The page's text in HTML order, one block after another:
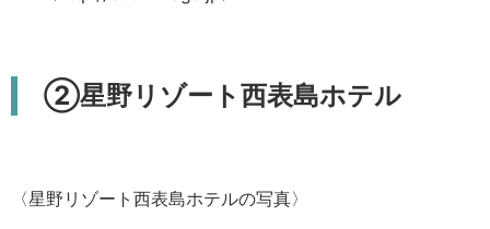
②星野リゾート西表島ホテル
〈星野リゾート西表島ホテルの写真〉